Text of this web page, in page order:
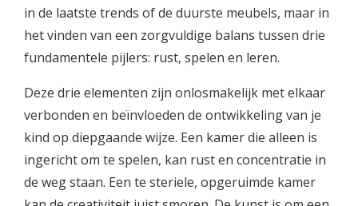
in de laatste trends of de duurste meubels, maar in
het vinden van een zorgvuldige balans tussen drie
fundamentele pijlers: rust, spelen en leren.
Deze drie elementen zijn onlosmakelijk met elkaar
verbonden en beïnvloeden de ontwikkeling van je
kind op diepgaande wijze. Een kamer die alleen is
ingericht om te spelen, kan rust en concentratie in
de weg staan. Een te steriele, opgeruimde kamer